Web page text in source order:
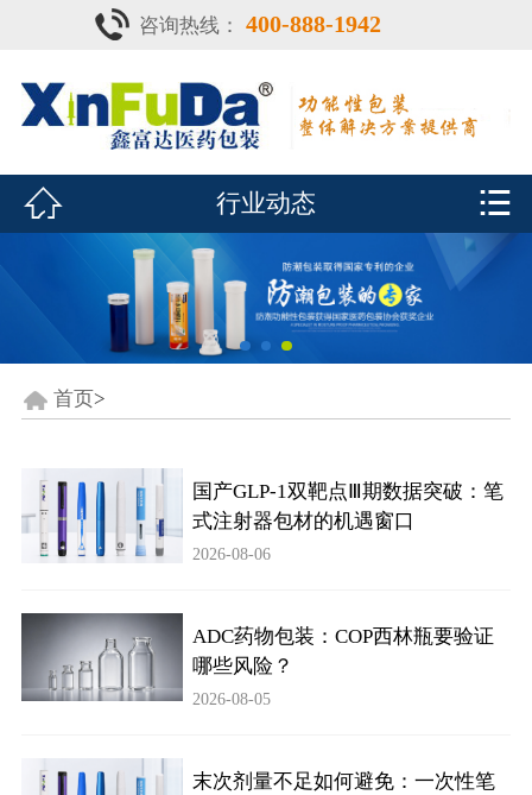
 首页
产品中心
鑫富达资质
行业动态
CDE查询
咨询热线： 400-888-1942
 行业动态 
首页>
国产GLP-1双靶点Ⅲ期数据突破：笔
式注射器包材的机遇窗口
2026-08-06
ADC药物包装：COP西林瓶要验证
哪些风险？
2026-08-05
末次剂量不足如何避免：一次性笔